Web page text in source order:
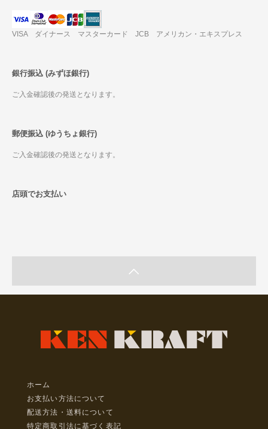
VISA ダイナース マスターカード JCB アメリカン・エキスプレス
銀行振込 (みずほ銀行)
ご入金確認後の発送となります。
郵便振込 (ゆうちょ銀行)
ご入金確認後の発送となります。
店頭でお支払い
ホーム
お支払い方法について
配送方法・送料について
特定商取引法に基づく表記